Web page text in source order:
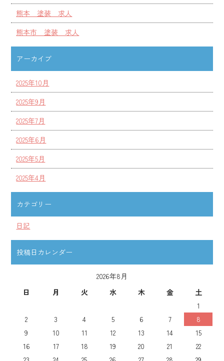
熊本 塗装 求人
熊本市 塗装 求人
アーカイブ
2025年10月
2025年9月
2025年7月
2025年6月
2025年5月
2025年4月
カテゴリー
日記
投稿日カレンダー
2026年8月
日
月 火 水 木 金
土
1
2
3 4 5 6 7
8
9
10 11 12 13 14
15
16
17 18 19 20 21
22